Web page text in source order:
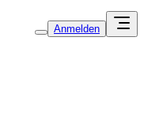
Anmelden